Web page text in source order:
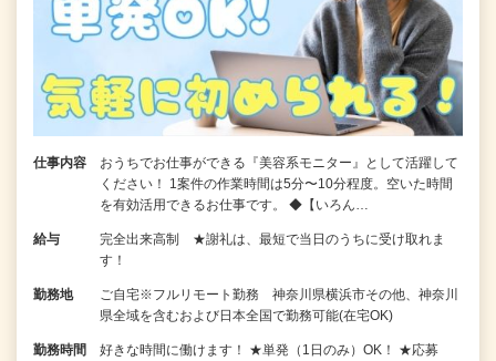
仕事内容
おうちでお仕事ができる『美容系モニター』として活躍して
ください！ 1案件の作業時間は5分〜10分程度。空いた時間
を有効活用できるお仕事です。 ◆【いろん…
給与
完全出来高制 ★謝礼は、最短で当日のうちに受け取れま
す！
勤務地
ご自宅※フルリモート勤務 神奈川県横浜市その他、神奈川
県全域を含むおよび日本全国で勤務可能(在宅OK)
勤務時間
好きな時間に働けます！ ★単発（1日のみ）OK！ ★応募